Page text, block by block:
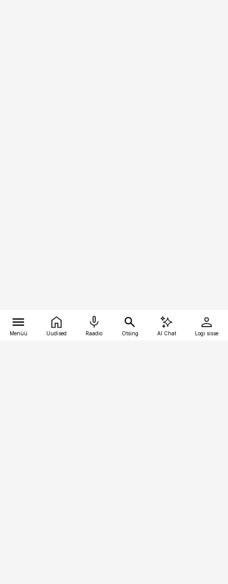
Menüü Uudised Raadio Otsing AI Chat Logi sisse